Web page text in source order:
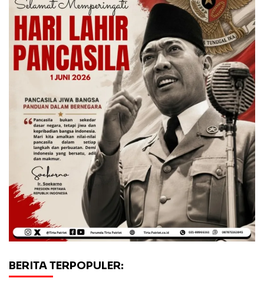
BERITA TERPOPULER: